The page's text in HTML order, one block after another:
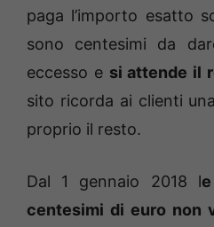
paga l’importo esatto
sono centesimi da
eccesso e si attende il
sito ricorda ai clienti
proprio il resto.
Dal 1 gennaio 2018 l
centesimi di euro non